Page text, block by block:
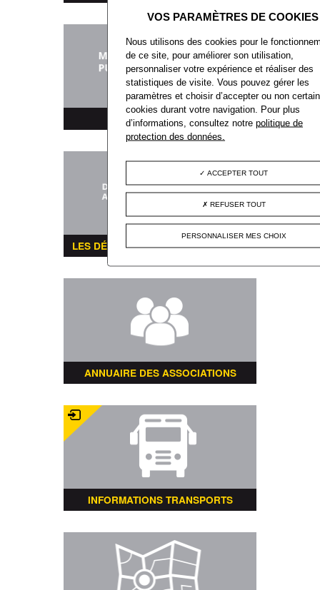
MARCHÉS PUBLICS
LES DÉMARCHES ADMINISTRATIVES
ANNUAIRE DES ASSOCIATIONS
INFORMATIONS TRANSPORTS
Nous utilisons des cookies pour le
de ce site, pour améliorer son utilisation,
personnaliser votre expérience et réaliser des
statistiques de visite. Vous pouvez gérer les
paramètres et choisir d’accepter ou non
cookies durant votre navigation. Pour plus
d’informations, consultez notrepolitique de
protection des données.
ACCEPTER TOUT
REFUSER TOUT
PERSONNALISER MES CHOIX